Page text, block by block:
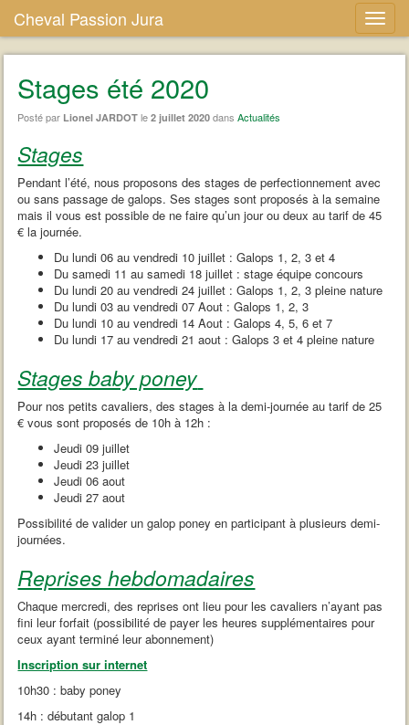
Cheval Passion Jura
Stages été 2020
Posté par Lionel JARDOT le2 juillet 2020 dansActualités
Stages
Pendant l’été, nous proposons des stages de perfectionnement avec
ou sans passage de galops. Ses stages sont proposés à la semaine
mais il vous est possible de ne faire qu’un jour ou deux au tarif de 45
€ la journée.
Du lundi 06 au vendredi 10 juillet : Galops 1, 2, 3 et 4
Du samedi 11 au samedi 18 juillet : stage équipe concours
Du lundi 20 au vendredi 24 juillet : Galops 1, 2, 3 pleine nature
Du lundi 03 au vendredi 07 Aout : Galops 1, 2, 3
Du lundi 10 au vendredi 14 Aout : Galops 4, 5, 6 et 7
Du lundi 17 au vendredi 21 aout : Galops 3 et 4 pleine nature
Stages baby poney
Pour nos petits cavaliers, des stages à la demi-journée au tarif de 25
€ vous sont proposés de 10h à 12h :
Jeudi 09 juillet
Jeudi 23 juillet
Jeudi 06 aout
Jeudi 27 aout
Possibilité de valider un galop poney en participant à plusieurs demi-
journées.
Reprises hebdomadaires
Chaque mercredi, des reprises ont lieu pour les cavaliers n’ayant pas
fini leur forfait (possibilité de payer les heures supplémentaires pour
ceux ayant terminé leur abonnement)
Inscription sur internet
10h30 : baby poney
14h : débutant galop 1